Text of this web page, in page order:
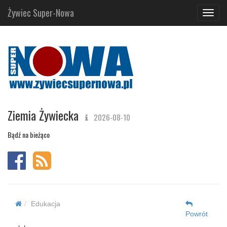
Żywiec Super-Nowa
Ziemia Żywiecka 2026-08-10
Bądź na bieżąco
Edukacja
Powrót